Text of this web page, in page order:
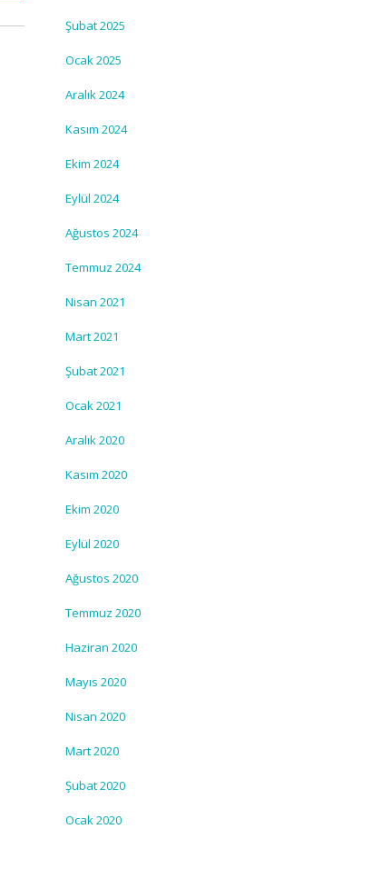
Şubat 2025
Ocak 2025
Aralık 2024
Kasım 2024
Ekim 2024
Eylül 2024
Ağustos 2024
Temmuz 2024
Nisan 2021
Mart 2021
Şubat 2021
Ocak 2021
Aralık 2020
Kasım 2020
Ekim 2020
Eylül 2020
Ağustos 2020
Temmuz 2020
Haziran 2020
Mayıs 2020
Nisan 2020
Mart 2020
Şubat 2020
Ocak 2020